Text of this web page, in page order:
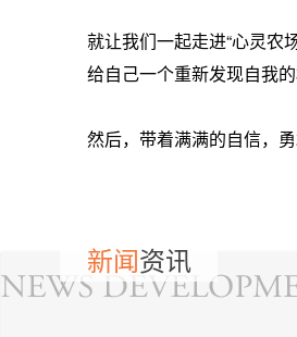
就让我们一起走进“心灵农
给自己一个重新发现自我的
然后，带着满满的自信，
新闻资讯